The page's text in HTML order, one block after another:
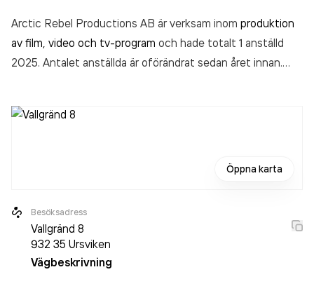
Arctic Rebel Productions AB är verksam inom produktion
av film, video och tv-program och hade totalt 1 anställd
2025. Antalet anställda är oförändrat sedan året innan.
senaste räkenskapsåret (2025).
Öppna karta
Besöksadress
Vallgränd 8
932 35 Ursviken
Vägbeskrivning